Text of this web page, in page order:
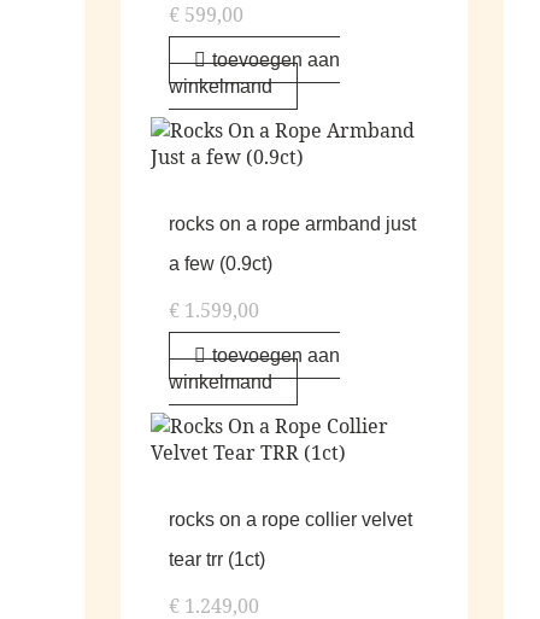
€ 599,00
toevoegen aan
winkelmand
rocks on a rope armband just
a few (0.9ct)
€ 1.599,00
toevoegen aan
winkelmand
rocks on a rope collier velvet
tear trr (1ct)
€ 1.249,00